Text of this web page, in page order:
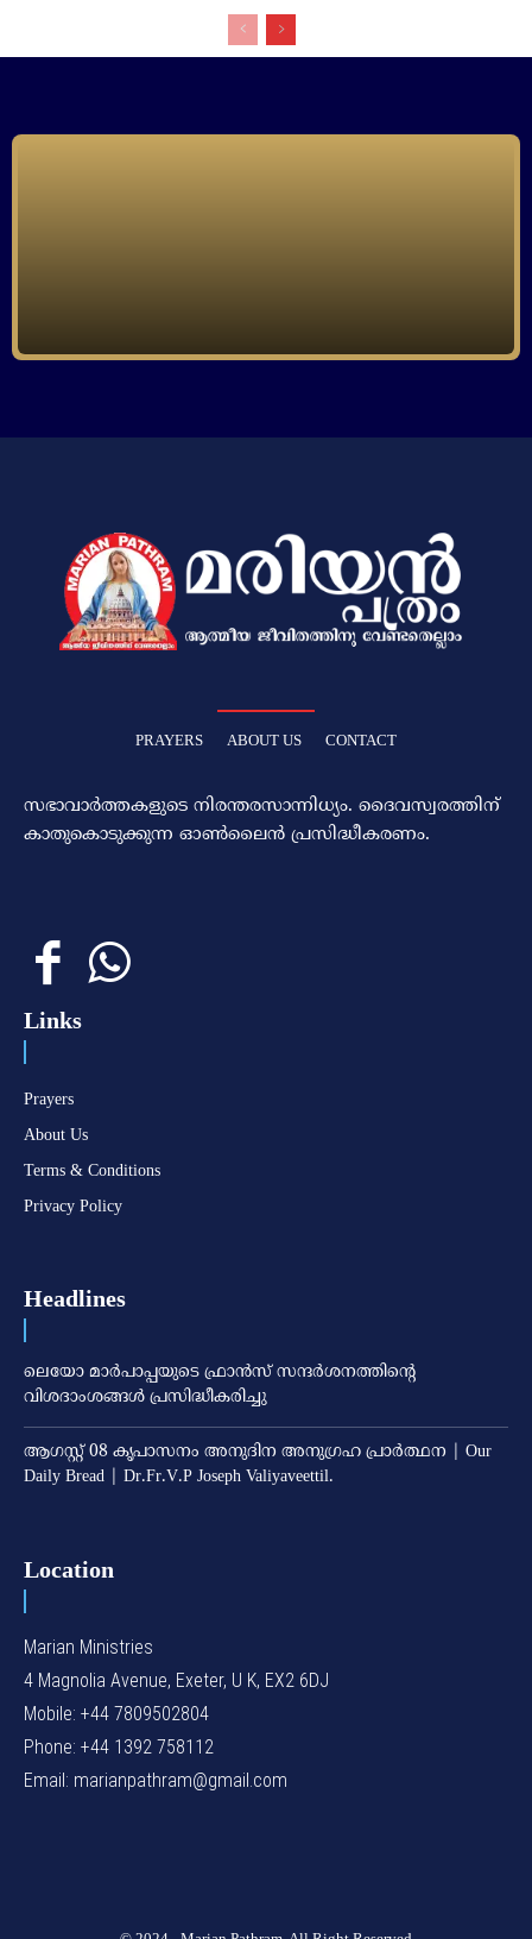
PRAYERS ABOUT US CONTACT
സഭാവാര്‍ത്തകളുടെ നിരന്തരസാന്നിധ്യം. ദൈവസ്വരത്തിന്‌
കാതുകൊടുക്കുന്ന ഓണ്‍ലൈന്‍ പ്രസിദ്ധീകരണം.
Links
Prayers
About Us
Terms & Conditions
Privacy Policy
Headlines
ലെയോ മാര്‍പാപ്പയുടെ ഫ്രാന്‍സ് സന്ദര്‍ശനത്തിന്റെ
വിശദാംശങ്ങള്‍ പ്രസിദ്ധീകരിച്ചു
ആഗസ്റ്റ് 08 കൃപാസനം അനുദിന അനുഗ്രഹ പ്രാർത്ഥന | Our
Daily Bread | Dr.Fr.V.P Joseph Valiyaveettil.
Location
Marian Ministries
4 Magnolia Avenue, Exeter, U K, EX2 6DJ
Mobile: +44 7809502804
Phone: +44 1392 758112
Email: marianpathram@gmail.com